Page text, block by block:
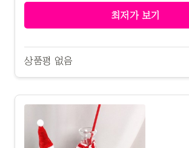
최저가 보기
상품평 없음